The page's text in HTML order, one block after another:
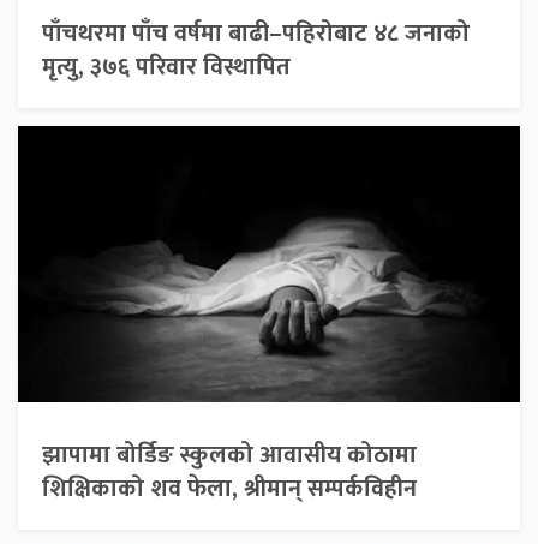
पाँचथरमा पाँच वर्षमा बाढी–पहिरोबाट ४८ जनाको
मृत्यु, ३७६ परिवार विस्थापित
झापामा बोर्डिङ स्कुलको आवासीय कोठामा
शिक्षिकाको शव फेला, श्रीमान् सम्पर्कविहीन